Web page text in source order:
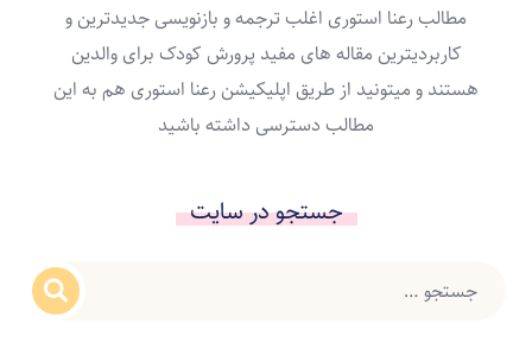
مطالب رعنا استوری اغلب ترجمه و بازنویسی جدیدترین و
کاربردیترین مقاله های مفید پرورش کودک برای والدین
هستند و میتونید از طریق اپلیکیشن رعنا استوری هم به این
مطالب دسترسی داشته باشید
جستجو در سایت